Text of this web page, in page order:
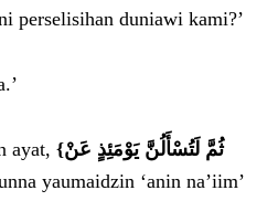
perselisihan duniawi kami?’
ayat, {ثُمَّ لَتُسْأَلُنَّ يَوْمَئِذٍ عَنْ
yaumaidzin ‘anin na’iim’